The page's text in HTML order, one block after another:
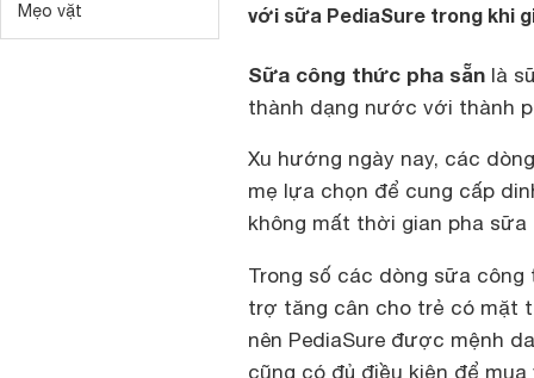
Mẹo vặt
với sữa PediaSure trong khi
Sữa công thức pha sẵn là
thành dạng nước với thành
Xu hướng ngày nay, các
mẹ lựa chọn để cung cấp
không mất thời gian pha sữa
Trong số các dòng sữa
trợ tăng cân cho trẻ có mặt
nên PediaSure được mệnh
cũng có đủ điều kiện để